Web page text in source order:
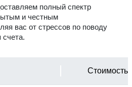
полный спектр
и честным
вас от стрессов по поводу
счета.
Стоимость